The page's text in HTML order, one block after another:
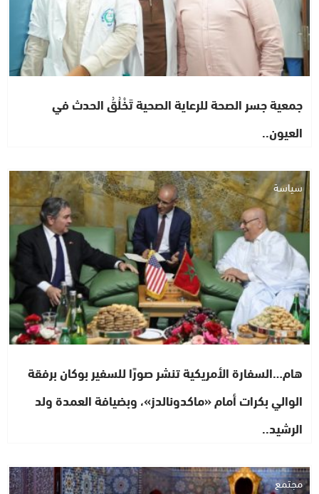
جمعية جسر الصحة للرعاية الصحية تَخْلُقُ الحدث في
العيون..
سياسة
هام…السفارة الأمريكية تنشر صورًا للسفير بوكان برفقة
الوالي بكرات أمام «ماكدونالدز»، وبضيافة العمدة ولد
الرشيد..
مجتمع